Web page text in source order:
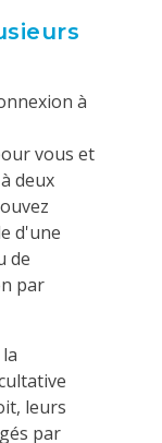
à
vous et
deux
d'une
de
par
leurs
par